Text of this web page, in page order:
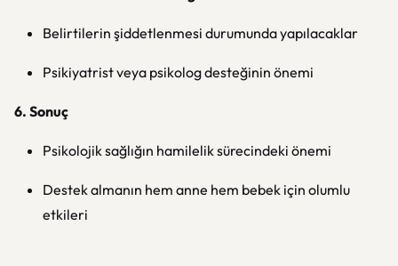
Belirtilerin şiddetlenmesi durumunda yapılacaklar
Psikiyatrist veya psikolog desteğinin önemi
6. Sonuç
Psikolojik sağlığın hamilelik sürecindeki önemi
Destek almanın hem anne hem bebek için olumlu
etkileri